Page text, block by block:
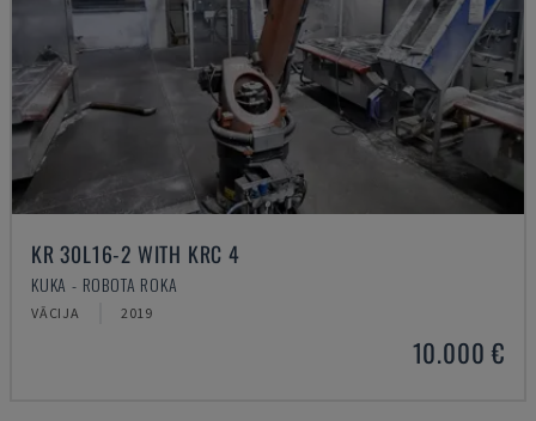
KR 30L16-2 WITH KRC 4
KUKA - ROBOTA ROKA
VĀCIJA 2019
10.000 €